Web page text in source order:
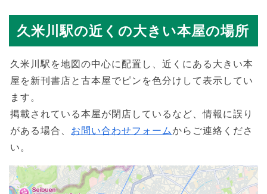
久米川駅の近くの大きい本屋の場所
久米川駅を地図の中心に配置し、近くにある大きい本
屋を新刊書店と古本屋でピンを色分けして表示してい
ます。
掲載されている本屋が閉店しているなど、情報に誤り
がある場合、 お問い合わせフォームからご連絡くださ
い。